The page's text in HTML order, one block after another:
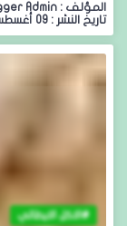
المؤلف : Blogger Admin
تاريخ النشر : 09 أغسطس 2025
الاكل الايطالي